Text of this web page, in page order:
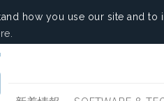
how you use our site and